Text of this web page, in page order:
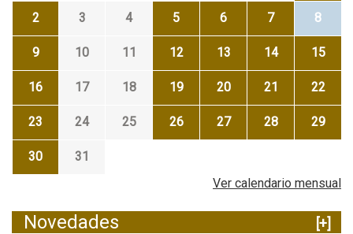
2 3 4 5 6 7 8
9 10 11 12 13 14 15
16 17 18 19 20 21 22
23 24 25 26 27 28 29
30
31
Ver calendario mensual
Novedades
[+]